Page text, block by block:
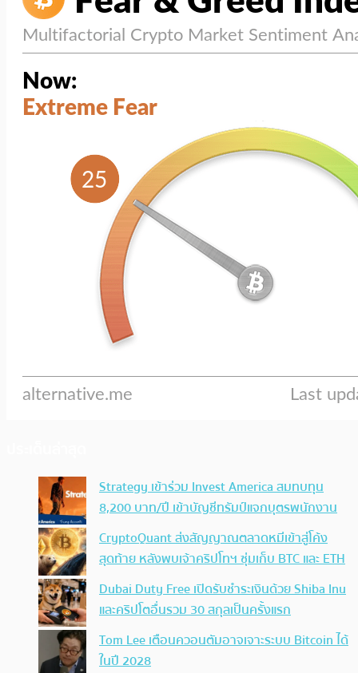
Strategy เข้าร่วม Invest America สมทบทุน
8,200 บาท/ปี เข้าบัญชีทรัมป์แจกบุตรพนักงาน
CryptoQuant ส่งสัญญาณตลาดหมีเข้าสู่โค้ง
สุดท้าย หลังพบเจ้าคริปโทฯ ซุ่มเก็บ BTC และ ETH
Dubai Duty Free เปิดรับชำระเงินด้วย Shiba Inu
และคริปโตอื่นรวม 30 สกุลเป็นครั้งแรก
Tom Lee เตือนควอนตัมอาจเจาะระบบ Bitcoin ได้
ในปี 2028